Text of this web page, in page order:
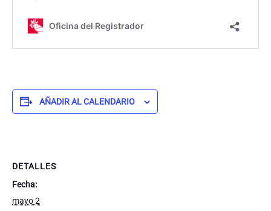
AÑADIR AL CALENDARIO
DETALLES
Fecha:
mayo 2